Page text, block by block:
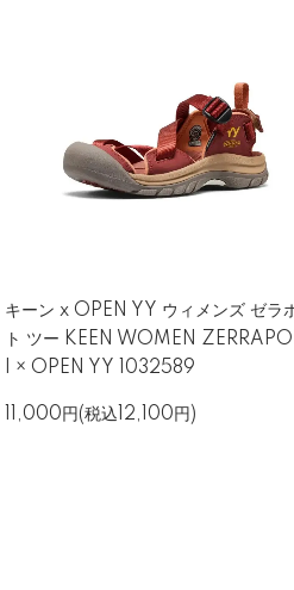
キーン x OPEN YY ウィメンズ ゼラ
ト ツー KEEN WOMEN
I × OPEN YY 1032589
11,000円(税込12,100円)